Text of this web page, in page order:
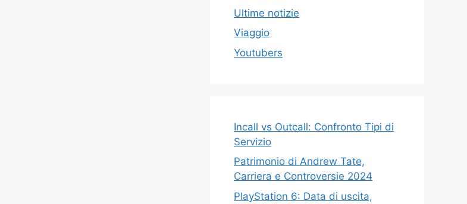
Ultime notizie
Viaggio
Youtubers
Incall vs Outcall: Confronto Tipi di
Servizio
Patrimonio di Andrew Tate,
Carriera e Controversie 2024
PlayStation 6: Data di uscita,